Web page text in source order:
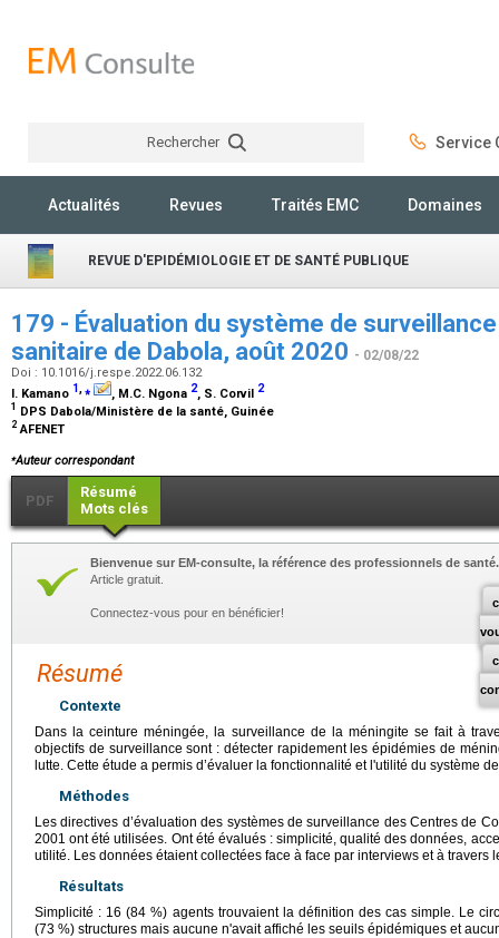
Rechercher Service
Actualités Revues Traités EMC Domaines
REVUE D'EPIDÉMIOLOGIE ET DE SANTÉ PUBLIQUE
179 - Évaluation du système de
sanitaire de Dabola, août 2020 - 02/08/22
Doi : 10.1016/j.respe.2022.06.132
I. Kamano 1,⁎ , M.C. Ngona 2, S. Corvil 2
1 DPS Dabola/Ministère de la santé, Guinée
2 AFENET
⁎Auteur correspondant
PDF
Résumé
Mots clés
Bienvenue sur EM-consulte, la référence des professionnels de santé.
Article gratuit.
Connectez-vous pour en bénéficier!
Résumé
Contexte
Dans la ceinture méningée, la surveillance de la méningite se fait à
objectifs de surveillance sont : détecter rapidement les épidémies de
lutte. Cette étude a permis d’évaluer la fonctionnalité et l'utilité du système
Méthodes
Les directives d’évaluation des systèmes de surveillance des Centres de
2001 ont été utilisées. Ont été évalués : simplicité, qualité des données,
utilité. Les données étaient collectées face à face par interviews et à travers
Résultats
Simplicité : 16 (84 %) agents trouvaient la définition des cas simple. Le
(73 %) structures mais aucune n'avait affiché les seuils épidémiques et